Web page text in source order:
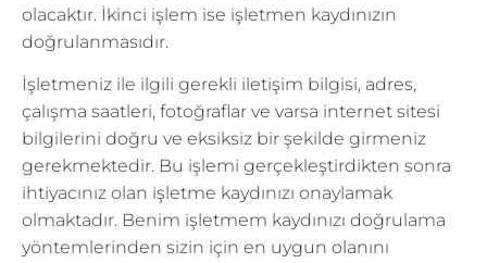
olacaktır. İkinci işlem ise işletmen kaydınızın
doğrulanmasıdır.
İşletmeniz ile ilgili gerekli iletişim bilgisi, adres,
çalışma saatleri, fotoğraflar ve varsa internet sitesi
bilgilerini doğru ve eksiksiz bir şekilde girmeniz
gerekmektedir. Bu işlemi gerçekleştirdikten sonra
ihtiyacınız olan işletme kaydınızı onaylamak
olmaktadır. Benim işletmem kaydınızı doğrulama
yöntemlerinden sizin için en uygun olanını